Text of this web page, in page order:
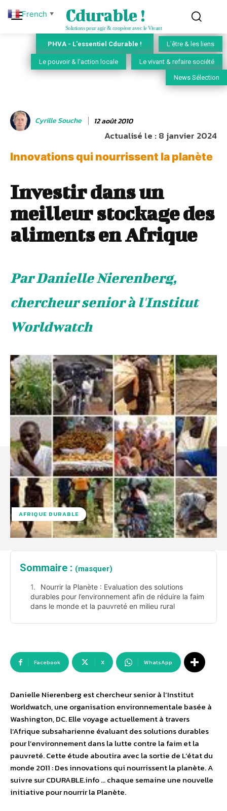
Cdurable !
Solutions pour agir & coopérer avec le Vivant
PHVA - L'essentiel Cdurable ! L'être & les liens
Le pouvoir & l'action locale Le vivant & refaire société
News Sélection
Cyrille Souche 12 août 2010
Actualisé le :8 janvier 2024
Innovations qui nourrissent la planète
Investir dans un
meilleur stockage des
aliments en Afrique
Par Danielle Nierenberg,
chercheur senior à l'Institut
Worldwatch
AFRIQUE DURABLE
Sommaire : (masquer)
Nourrir la Planète : Evaluation des solutions
durables pour l’environnement afin de réduire la faim
dans le monde et la pauvreté en milieu rural
Facebook X WhatsApp
Danielle Nierenberg est chercheur senior à l’Institut
Worldwatch, une organisation environnementale basée à
Washington, DC. Elle voyage actuellement à travers
l’Afrique subsaharienne évaluant des solutions durables
pour l’environnement dans la lutte contre la faim et la
pauvreté. Cette étude aboutira avec la sortie de L’état du
monde 2011 : Des innovations qui nourrissent la planète. A
suivre sur CDURABLE.info … chaque semaine une nouvelle
initiative pour nourrir la Planète.
French ▼